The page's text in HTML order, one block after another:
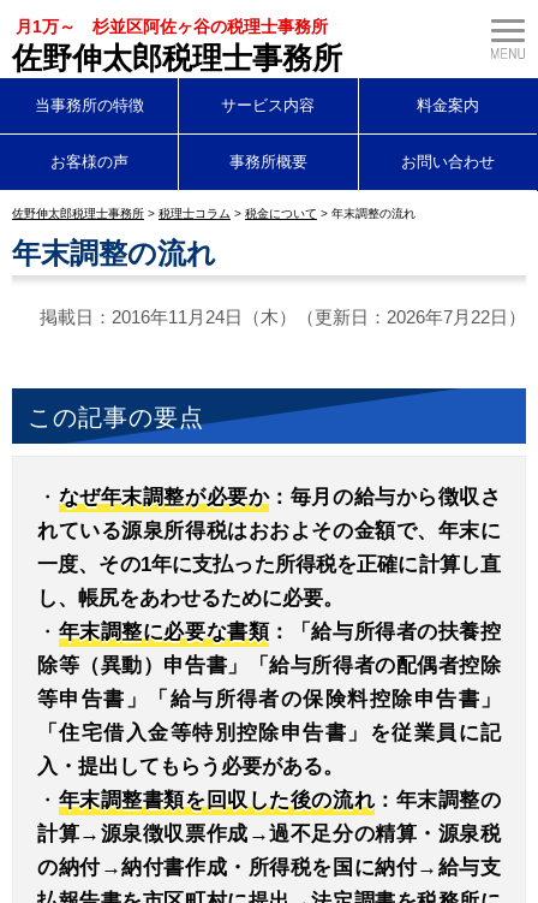
月1万～ 杉並区阿佐ヶ谷の税理士事務所
佐野伸太郎税理士事務所
当事務所の特徴 サービス内容 料金案内
お客様の声 事務所概要 お問い合わせ
佐野伸太郎税理士事務所 > 税理士コラム > 税金について > 年末調整の流れ
年末調整の流れ
掲載日：2016年11月24日（木）（更新日：2026年7月22日）
この記事の要点
・ なぜ年末調整が必要か：毎月の給与から徴収さ
れている源泉所得税はおおよその金額で、年末に
一度、その1年に支払った所得税を正確に計算し直
し、帳尻をあわせるために必要。
・ 年末調整に必要な書類 ：「給与所得者の扶養控
除等（異動）申告書」「給与所得者の配偶者控除
等申告書」「給与所得者の保険料控除申告書」
「住宅借入金等特別控除申告書」を従業員に記
入・提出してもらう必要がある。
・ 年末調整書類を回収した後の流れ ：年末調整の
計算→源泉徴収票作成→過不足分の精算・源泉税
の納付→納付書作成・所得税を国に納付→給与支